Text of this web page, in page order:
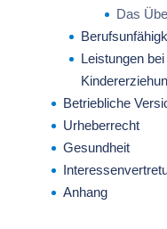
Das
Leistungen
Betriebliche
Urheberrecht
Gesundheit
Anhang